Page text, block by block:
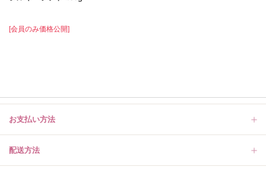
[会員のみ価格公開]
お支払い方法
配送方法